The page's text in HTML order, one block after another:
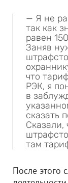
— Я не
так как
равен
Заняв
что
РЭК, я
в
сказать
Сказали,
там
После этого